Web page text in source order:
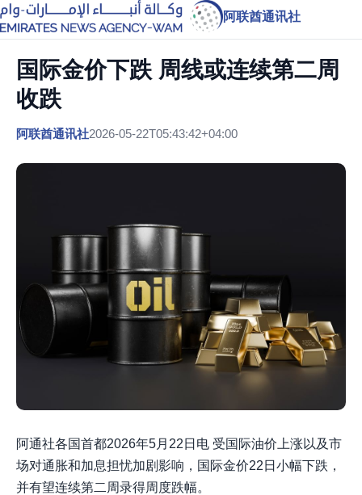
阿联酋通讯社
国际金价下跌 周线或连续第二周
收跌
阿联酋通讯社2026-05-22T05:43:42+04:00
阿通社各国首都2026年5月22日电 受国际油价上涨以及市
场对通胀和加息担忧加剧影响，国际金价22日小幅下跌，
并有望连续第二周录得周度跌幅。